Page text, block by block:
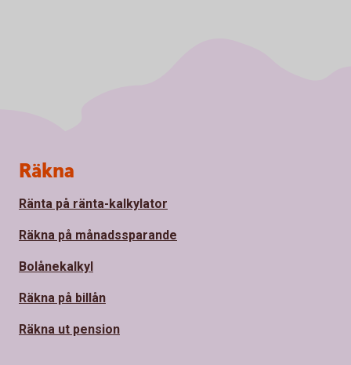
Sidfot
Räkna
Ränta på ränta-kalkylator
Räkna på månadssparande
Bolånekalkyl
Räkna på billån
Räkna ut pension